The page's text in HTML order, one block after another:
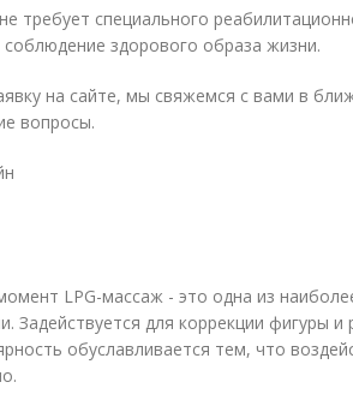
требует специального
соблюдение здорового образа жизни.
на сайте, мы свяжемся с вами в
вопросы.
LPG-массаж - это одна из
Задействуется для коррекции фигуры
обуславливается тем, что